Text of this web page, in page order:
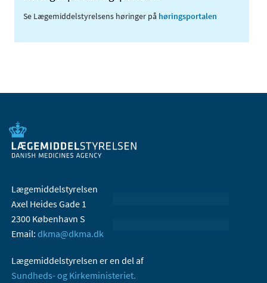
Se Lægemiddelstyrelsens høringer på høringsportalen
Lægemiddelstyrelsen
Axel Heides Gade 1
2300 København S
Email: dkma@dkma.dk
Lægemiddelstyrelsen er en del af
Sundheds- og Kirkeministeriet.